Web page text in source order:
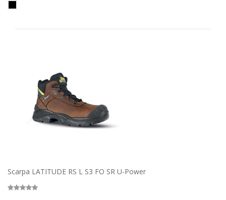
Scarpa LATITUDE RS L S3 FO SR U-Power